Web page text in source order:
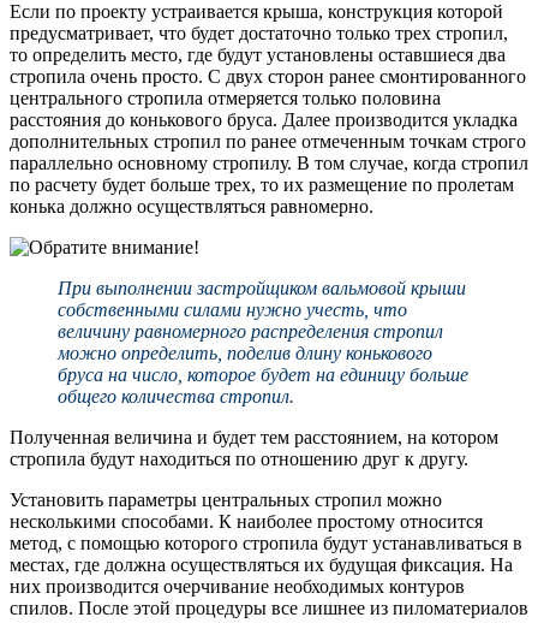
Если по проекту устраивается крыша, конструкция которой
предусматривает, что будет достаточно только трех стропил,
то определить место, где будут установлены оставшиеся два
стропила очень просто. С двух сторон ранее смонтированного
центрального стропила отмеряется только половина
расстояния до конькового бруса. Далее производится укладка
дополнительных стропил по ранее отмеченным точкам строго
параллельно основному стропилу. В том случае, когда стропил
по расчету будет больше трех, то их размещение по пролетам
конька должно осуществляться равномерно.
При выполнении застройщиком вальмовой крыши
собственными силами нужно учесть, что
величину равномерного распределения стропил
можно определить, поделив длину конькового
бруса на число, которое будет на единицу больше
общего количества стропил.
Полученная величина и будет тем расстоянием, на котором
стропила будут находиться по отношению друг к другу.
Установить параметры центральных стропил можно
несколькими способами. К наиболее простому относится
метод, с помощью которого стропила будут устанавливаться в
местах, где должна осуществляться их будущая фиксация. На
них производится очерчивание необходимых контуров
спилов. После этой процедуры все лишнее из пиломатериалов